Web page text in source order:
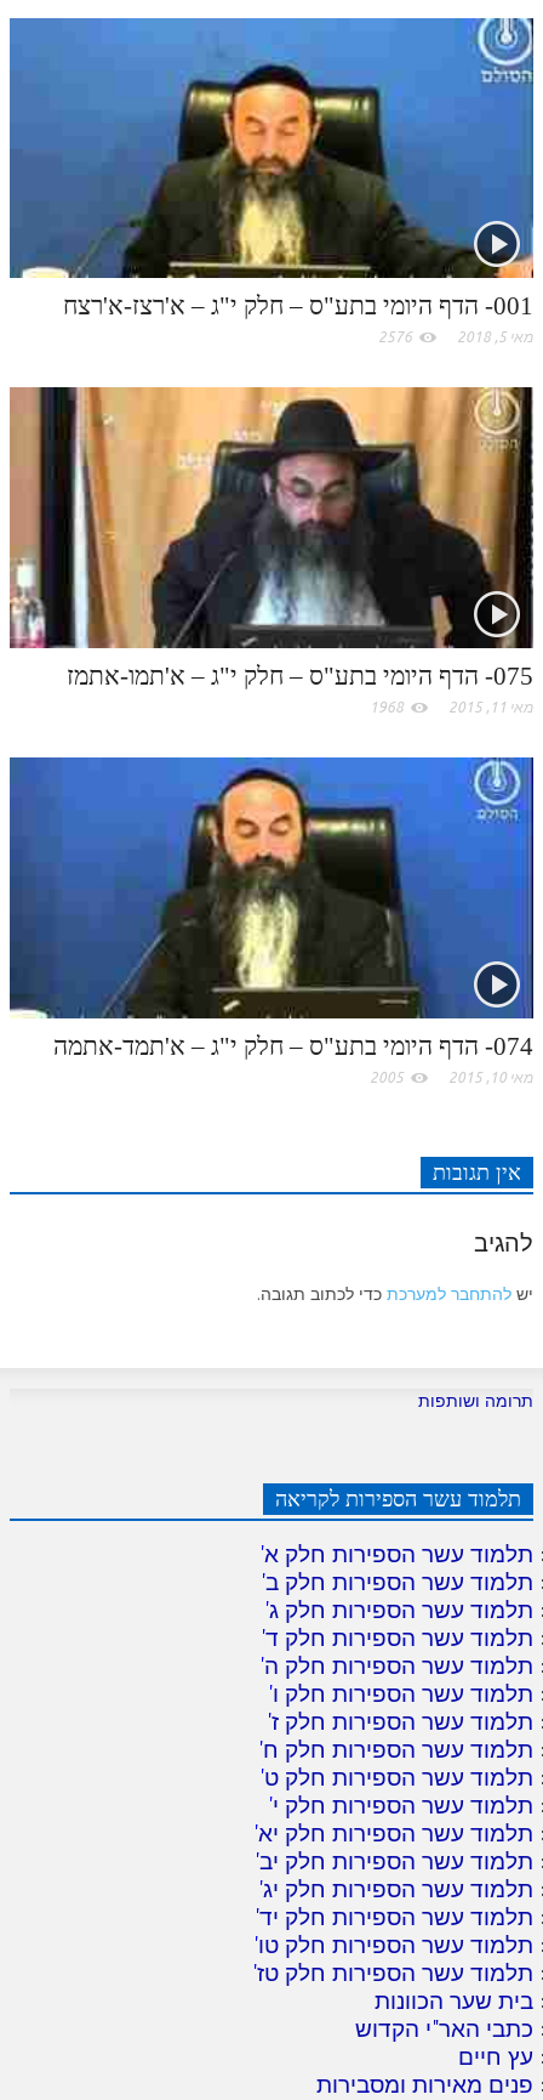
p
k
s
n
c
o
m
001- הדף היומי בתע"ס – חלק י"ג – א'רצז-א'רצח
מאי 5, 2018 2576
075- הדף היומי בתע"ס – חלק י"ג – א'תמו-אתמז
מאי 11, 2015 1968
074- הדף היומי בתע"ס – חלק י"ג – א'תמד-אתמה
מאי 10, 2015 2005
אין תגובות
להגיב
יש להתחבר למערכת כדי לכתוב תגובה.
תרומה ושותפות
תלמוד עשר הספירות לקריאה
תלמוד עשר הספירות חלק א'
תלמוד עשר הספירות חלק ב'
תלמוד עשר הספירות חלק ג'
תלמוד עשר הספירות חלק ד'
תלמוד עשר הספירות חלק ה'
תלמוד עשר הספירות חלק ו'
תלמוד עשר הספירות חלק ז'
תלמוד עשר הספירות חלק ח'
תלמוד עשר הספירות חלק ט'
תלמוד עשר הספירות חלק י'
תלמוד עשר הספירות חלק יא'
תלמוד עשר הספירות חלק יב'
תלמוד עשר הספירות חלק יג'
תלמוד עשר הספירות חלק יד'
תלמוד עשר הספירות חלק טו'
תלמוד עשר הספירות חלק טז'
בית שער הכוונות
כתבי האר"י הקדוש
עץ חיים
פנים מאירות ומסבירות